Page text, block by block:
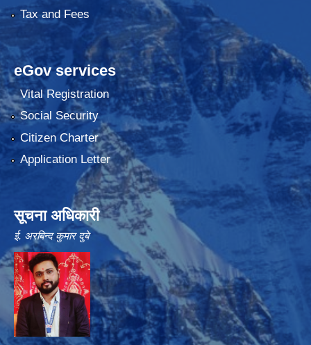
Tax and Fees
eGov services
Vital Registration
Social Security
Citizen Charter
Application Letter
सूचना अधिकारी
ई. अरबिन्द कुमार दुबे